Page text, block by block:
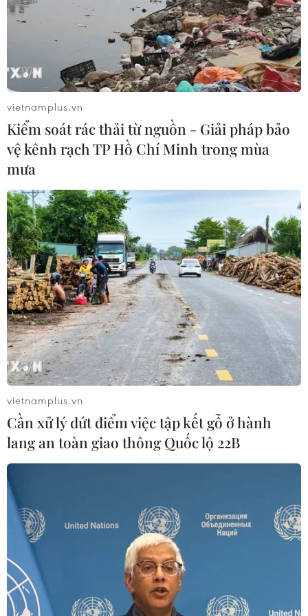
(TTXVN/Vietnam+)
#ca mắc mới #phòng chống dịch
#khu công nghiệp
#khu vực phong tỏa
#lây nhiễm chéo Vĩnh Long
Theo dõi VietnamPlus
TIN LIÊN QUAN
vietnamplus.vn
Kiểm soát rác thải từ nguồn - Giải pháp bảo
vệ kênh rạch TP Hồ Chí Minh trong mùa
mưa
vietnamplus.vn
Cần xử lý dứt điểm việc tập kết gỗ ở hành
lang an toàn giao thông Quốc lộ 22B